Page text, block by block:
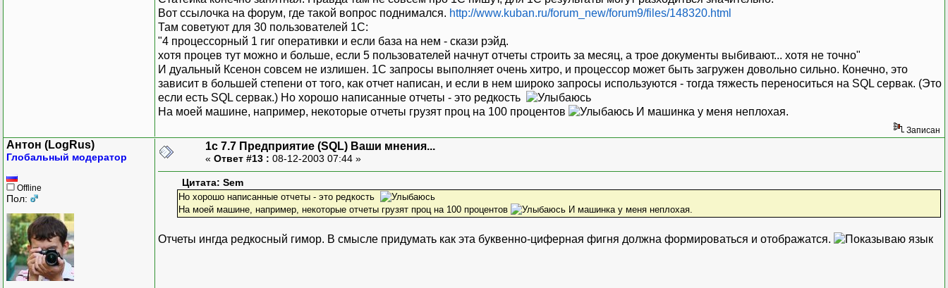
Вот ссылочка на форум, где такой вопрос поднимался. http://www.kuban.ru/forum_new/forum9/files/148320.html
Там советуют для 30 пользователей 1С:
"4 процессорный 1 гиг оперативки и если база на нем - скази рэйд.
хотя процев тут можно и больше, если 5 пользователей начнут отчеты строить за месяц, а трое документы выбивают... хотя не точно"
И дуальный Ксенон совсем не излишен. 1С запросы выполняет очень хитро, и процессор может быть загружен довольно сильно. Конечно, это
зависит в большей степени от того, как отчет написан, и если в нем широко запросы используются - тогда тяжесть переноситься на SQL сервак. (Это
если есть SQL сервак.) Но хорошо написанные отчеты - это редкость
На моей машине, например, некоторые отчеты грузят проц на 100 процентов
И машинка у меня неплохая.
Записан
Антон (LogRus)
Глобальный модератор
Offline
Пол:
1с 7.7 Предприятие (SQL) Ваши мнения...
« Ответ #13 : 08-12-2003 07:44 »
Цитата: Sem
Но хорошо написанные отчеты - это редкость
На моей машине, например, некоторые отчеты грузят проц на 100 процентов
И машинка у меня неплохая.
Отчеты ингда редкосный гимор. В смысле придумать как эта буквенно-циферная фигня должна формироваться и отображатся.